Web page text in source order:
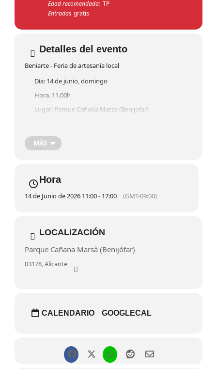
Edad recomendada: TP
Entradas gratis
Detalles del evento
Beniarte - Feria de artesanía local
Día: 14 de junio, domingo
Hora. 11.00h
Lugar: Parque Cañada Marsá (Benijofar)
Este domingoo, el Parque Cañada Marsá se llena de vida,
creatividad y sabor.
Artesanía local única
Food trucks
Ven a pasear, disfrutar y apoyar el talento de tu tierra.
¡Un plan perfecto para toda la familia!
MÁS
Hora
14 de Junio de 2026 11:00 - 17:00 (GMT-09:00)
LOCALIZACIÓN
Parque Cañana Marsà (Benijófar)
03178, Alicante
CALENDARIO GOOGLECAL